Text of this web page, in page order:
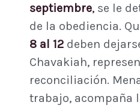
septiembre, se le
de la obediencia.
8 al 12 deben
Chavakiah,
reconciliación.
trabajo, acompaña